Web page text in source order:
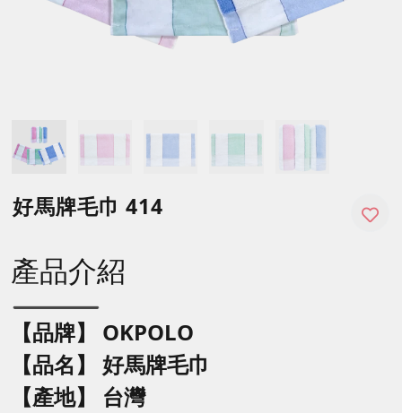
好馬牌毛巾 414
產品介紹
【品牌】 OKPOLO
【品名】 好馬牌毛巾
【產地】 台灣